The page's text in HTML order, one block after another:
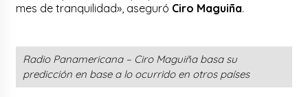
mes de tranquilidad», aseguró Ciro Maguiña.
Radio Panamericana – Ciro Maguiña basa su
predicción en base a lo ocurrido en otros países